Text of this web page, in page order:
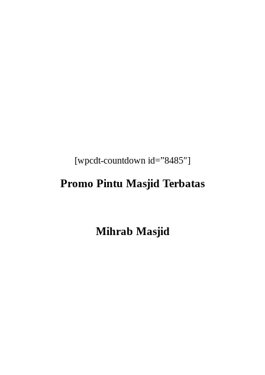
[wpcdt-countdown id=”8485″]
Promo Pintu Masjid Terbatas
Mihrab Masjid